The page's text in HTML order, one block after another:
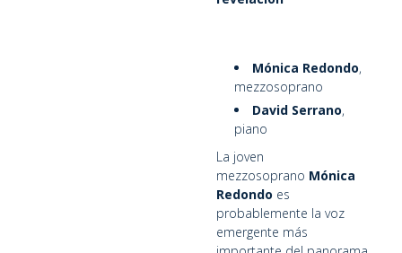
Mónica Redondo,
mezzosoprano
David Serrano,
piano
La joven
mezzosoprano Mónica
Redondo es
probablemente la voz
emergente más